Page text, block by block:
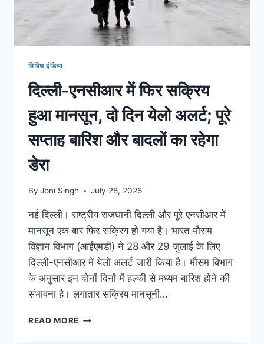
विविध इंडिया
दिल्ली-एनसीआर में फिर सक्रिय
हुआ मानसून, दो दिन येलो अलर्ट; पूरे
सप्ताह बारिश और बादलों का रहेगा
डेरा
By Joni Singh July 28, 2026
नई दिल्ली। राष्ट्रीय राजधानी दिल्ली और पूरे एनसीआर में
मानसून एक बार फिर सक्रिय हो गया है। भारत मौसम
विज्ञान विभाग (आईएमडी) ने 28 और 29 जुलाई के लिए
दिल्ली-एनसीआर में येलो अलर्ट जारी किया है। मौसम विभाग
के अनुसार इन दोनों दिनों में हल्की से मध्यम बारिश होने की
संभावना है। लगातार सक्रिय मानसूनी…
READ MORE